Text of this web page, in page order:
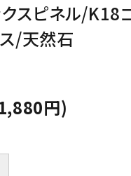
天
ROJEN
100％オーガニックのスキ
クスピネル/K18
/天然石
円)